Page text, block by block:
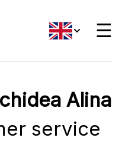
☰
Alina
service